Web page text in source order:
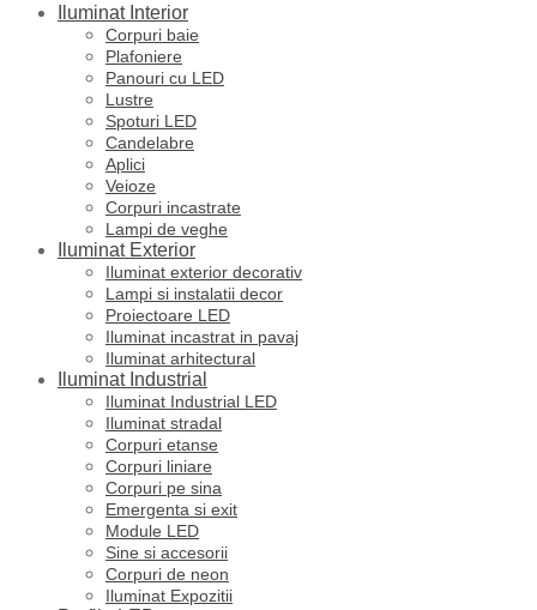
Iluminat Interior
Corpuri baie
Plafoniere
Panouri cu LED
Lustre
Spoturi LED
Candelabre
Aplici
Veioze
Corpuri incastrate
Lampi de veghe
Iluminat Exterior
Iluminat exterior decorativ
Lampi si instalatii decor
Proiectoare LED
Iluminat incastrat in pavaj
Iluminat arhitectural
Iluminat Industrial
Iluminat Industrial LED
Iluminat stradal
Corpuri etanse
Corpuri liniare
Corpuri pe sina
Emergenta si exit
Module LED
Sine si accesorii
Corpuri de neon
Iluminat Expozitii